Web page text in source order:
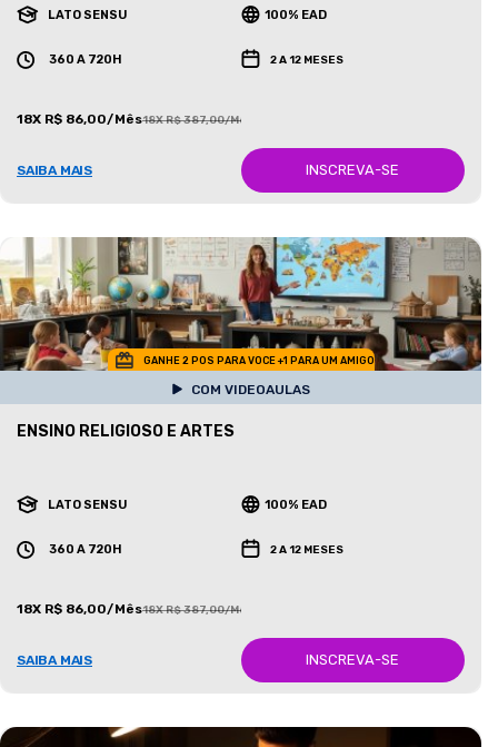
LATO SENSU 100% EAD
360 A 720H 2 A 12 MESES
18X R$ 86,00/Mês18X R$ 387,00/Mês
SAIBA MAIS INSCREVA-SE
GANHE 2 POS PARA VOCE +1 PARA UM AMIGO
COM VIDEOAULAS
ENSINO RELIGIOSO E ARTES
LATO SENSU 100% EAD
360 A 720H 2 A 12 MESES
18X R$ 86,00/Mês18X R$ 387,00/Mês
SAIBA MAIS INSCREVA-SE